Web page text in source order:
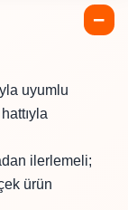
uyumlu
ilerlemeli;
ürün